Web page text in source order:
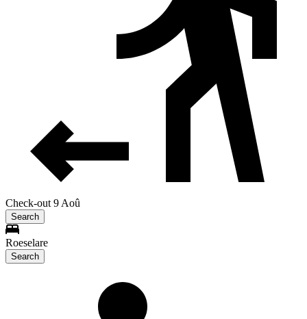
Check-out 9 Aoû
Search
Roeselare
Search